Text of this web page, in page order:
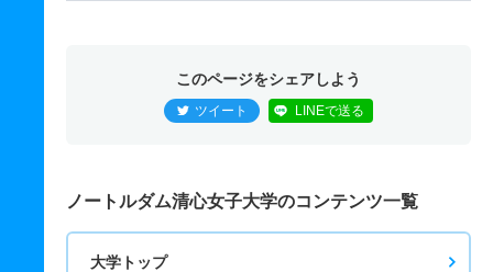
このページをシェアしよう
ツイート LINEで送る
ノートルダム清心女子大学のコンテンツ一覧
大学トップ